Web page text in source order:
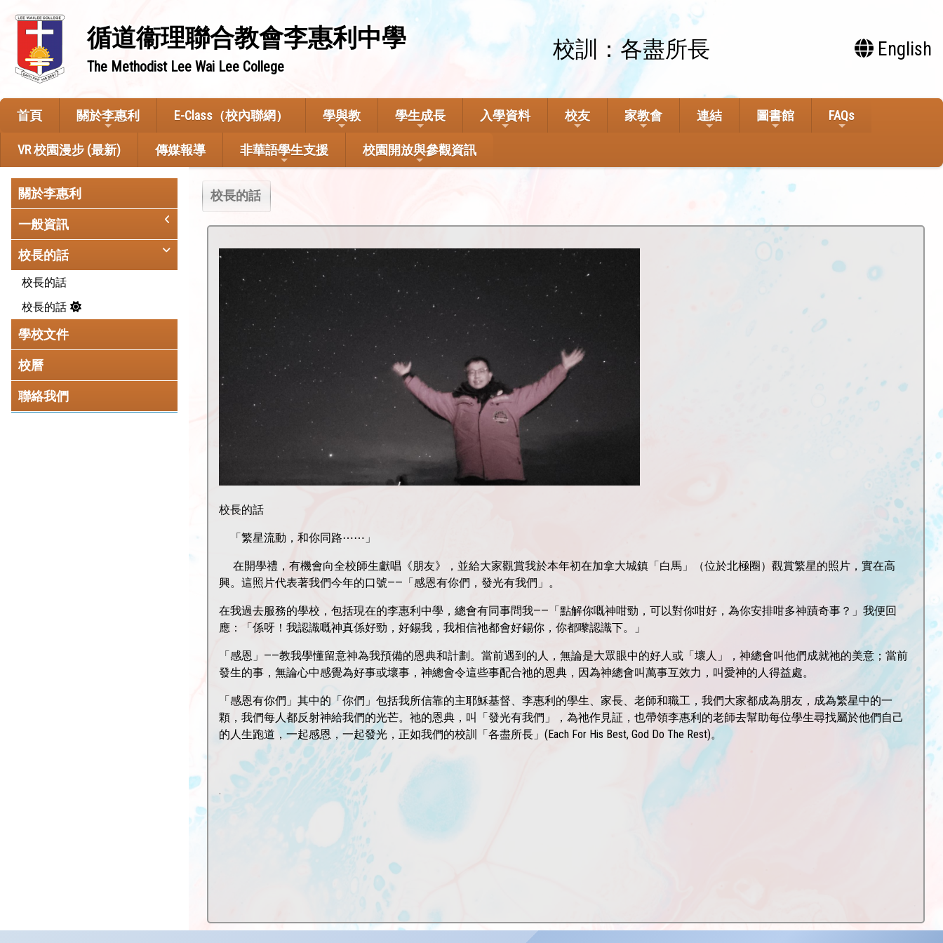
循道衞理聯合教會李惠利中學
The Methodist Lee Wai Lee College
校訓：各盡所長 English
首頁 關於李惠利 E-Class（校內聯網） 學與教 學生成長 入學資料 校友 家教會 連結 圖書館 FAQs
VR 校園漫步 (最新) 傳媒報導 非華語學生支援 校園開放與參觀資訊
關於李惠利
一般資訊
校長的話
校長的話
校長的話
學校文件
校曆
聯絡我們
校長的話
校長的話
「繁星流動，和你同路⋯⋯」
在開學禮，有機會向全校師生獻唱《朋友》，並給大家觀賞我於本年初在加拿大城鎮「白馬」（位於北極圈）觀賞繁星的照片，實在高
興。這照片代表著我們今年的口號——「感恩有你們，發光有我們」。
在我過去服務的學校，包括現在的李惠利中學，總會有同事問我——「點解你嘅神咁勁，可以對你咁好，為你安排咁多神蹟奇事？」我便回
應：「係呀！我認識嘅神真係好勁，好錫我，我相信祂都會好錫你，你都嚟認識下。」
「感恩」——教我學懂留意神為我預備的恩典和計劃。當前遇到的人，無論是大眾眼中的好人或「壞人」，神總會叫他們成就祂的美意；當前
發生的事，無論心中感覺為好事或壞事，神總會令這些事配合祂的恩典，因為神總會叫萬事互效力，叫愛神的人得益處。
「感恩有你們」其中的「你們」包括我所信靠的主耶穌基督、李惠利的學生、家長、老師和職工，我們大家都成為朋友，成為繁星中的一
顆，我們每人都反射神給我們的光芒。祂的恩典，叫「發光有我們」，為祂作見証，也帶領李惠利的老師去幫助每位學生尋找屬於他們自己
的人生跑道，一起感恩，一起發光，正如我們的校訓「各盡所長」(Each For His Best, God Do The Rest)。
.